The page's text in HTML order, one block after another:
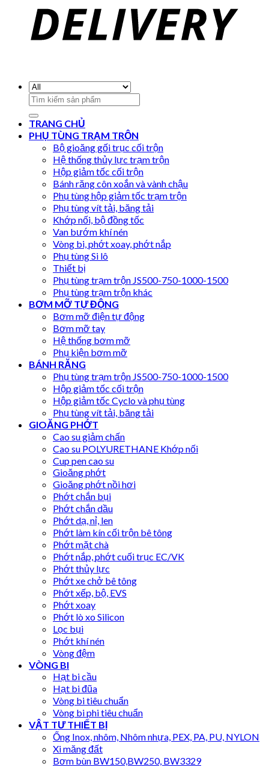
Search
for:
TRANG CHỦ
PHỤ TÙNG TRẠM TRỘN
Bộ gioăng gối trục cối trộn
Hệ thống thủy lực trạm trộn
Hộp giảm tốc cối trộn
Bánh răng côn xoắn và vành chậu
Phụ tùng hộp giảm tốc trạm trộn
Phụ tùng vít tải, băng tải
Khớp nối, bộ đồng tốc
Van bướm khí nén
Vòng bi, phớt xoay, phớt nắp
Phụ tùng Si lô
Thiết bị
Phụ tùng trạm trộn JS500-750-1000-1500
Phụ tùng trạm trộn khác
BƠM MỠ TỰ ĐỘNG
Bơm mỡ điện tự động
Bơm mỡ tay
Hệ thống bơm mỡ
Phụ kiện bơm mỡ
BÁNH RĂNG
Phụ tùng trạm trộn JS500-750-1000-1500
Hộp giảm tốc cối trộn
Hộp giảm tốc Cyclo và phụ tùng
Phụ tùng vít tải, băng tải
GIOĂNG PHỚT
Cao su giảm chấn
Cao su POLYURETHANE Khớp nối
Cup pen cao su
Gioăng phớt
Gioăng phớt nồi hơi
Phớt chắn bụi
Phớt chắn dầu
Phớt dạ, nỉ, len
Phớt làm kín cối trộn bê tông
Phớt mặt chà
Phớt nắp, phớt cuối trục EC/VK
Phớt thủy lực
Phớt xe chở bê tông
Phớt xếp, bộ, EVS
Phớt xoay
Phớt lò xo Silicon
Lọc bụi
Phớt khí nén
Vòng đệm
VÒNG BI
Hạt bi cầu
Hạt bi đũa
Vòng bi tiêu chuẩn
Vòng bi phi tiêu chuẩn
VẬT TƯ THIẾT BỊ
Ống Inox, nhôm, Nhôm nhựa, PEX, PA, PU, NYLON
Xi măng đất
Bơm bùn BW150,BW250, BW3329